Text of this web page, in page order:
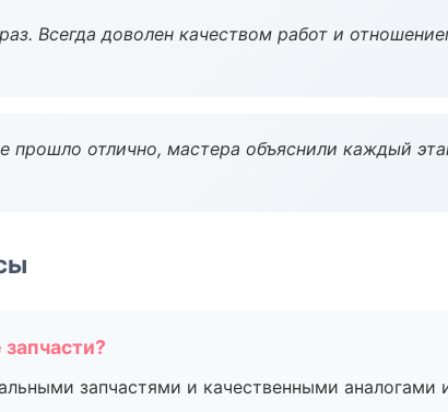
Всегда доволен качеством работ и
прошло отлично, мастера объяснили каждый
запчастями и качественными аналогами